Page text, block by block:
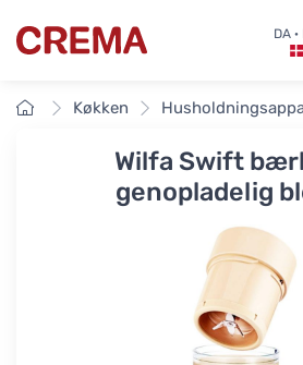
Crema DA ·
ForsideKøkken
Wilfa Swift
genopladelig